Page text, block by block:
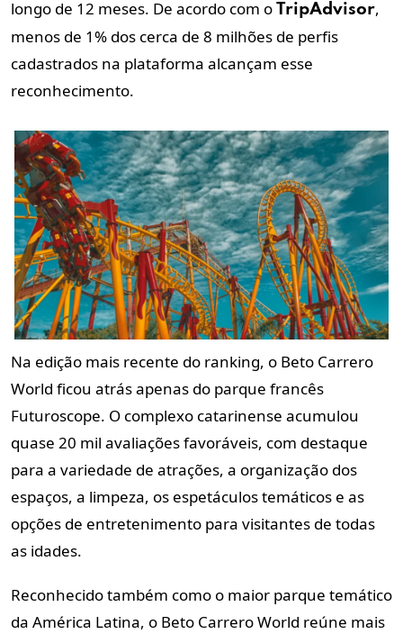
longo de 12 meses. De acordo com o TripAdvisor,
menos de 1% dos cerca de 8 milhões de perfis
cadastrados na plataforma alcançam esse
reconhecimento.
Na edição mais recente do ranking, o Beto Carrero
World ficou atrás apenas do parque francês
Futuroscope. O complexo catarinense acumulou
quase 20 mil avaliações favoráveis, com destaque
para a variedade de atrações, a organização dos
espaços, a limpeza, os espetáculos temáticos e as
opções de entretenimento para visitantes de todas
as idades.
Reconhecido também como o maior parque temático
da América Latina, o Beto Carrero World reúne mais